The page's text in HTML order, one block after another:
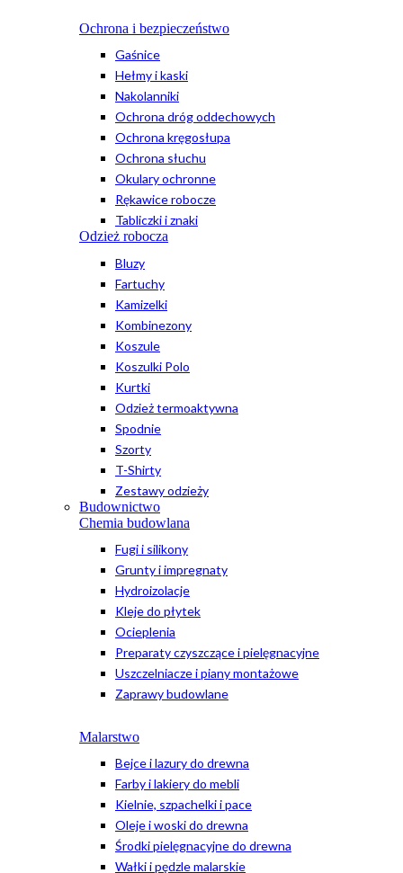
Ochrona i bezpieczeństwo
Gaśnice
Hełmy i kaski
Nakolanniki
Ochrona dróg oddechowych
Ochrona kręgosłupa
Ochrona słuchu
Okulary ochronne
Rękawice robocze
Tabliczki i znaki
Odzież robocza
Bluzy
Fartuchy
Kamizelki
Kombinezony
Koszule
Koszulki Polo
Kurtki
Odzież termoaktywna
Spodnie
Szorty
T-Shirty
Zestawy odzieży
Budownictwo
Chemia budowlana
Fugi i silikony
Grunty i impregnaty
Hydroizolacje
Kleje do płytek
Ocieplenia
Preparaty czyszczące i pielęgnacyjne
Uszczelniacze i piany montażowe
Zaprawy budowlane
Malarstwo
Bejce i lazury do drewna
Farby i lakiery do mebli
Kielnie, szpachelki i pace
Oleje i woski do drewna
Środki pielęgnacyjne do drewna
Wałki i pędzle malarskie